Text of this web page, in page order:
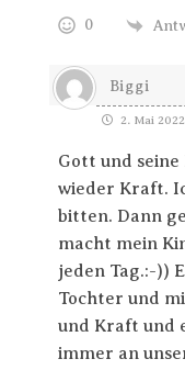
0
Biggi
2. Mai
Gott und
wieder Kraft.
bitten. Dann
macht mein
jeden Tag.:-))
Tochter und
und Kraft und
immer an